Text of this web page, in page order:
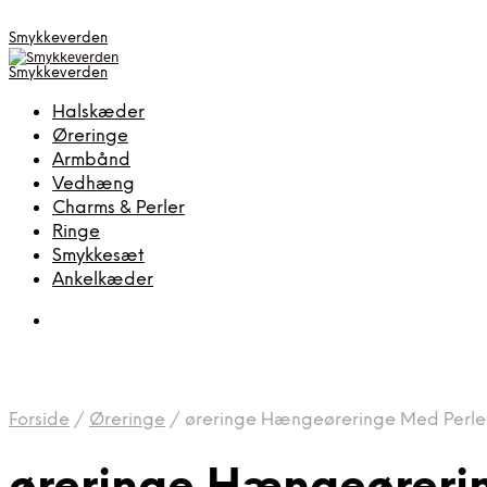
Smykkeverden
Smykkeverden
Halskæder
Øreringe
Armbånd
Vedhæng
Charms & Perler
Ringe
Smykkesæt
Ankelkæder
Forside / Øreringe / øreringe Hængeøreringe Med